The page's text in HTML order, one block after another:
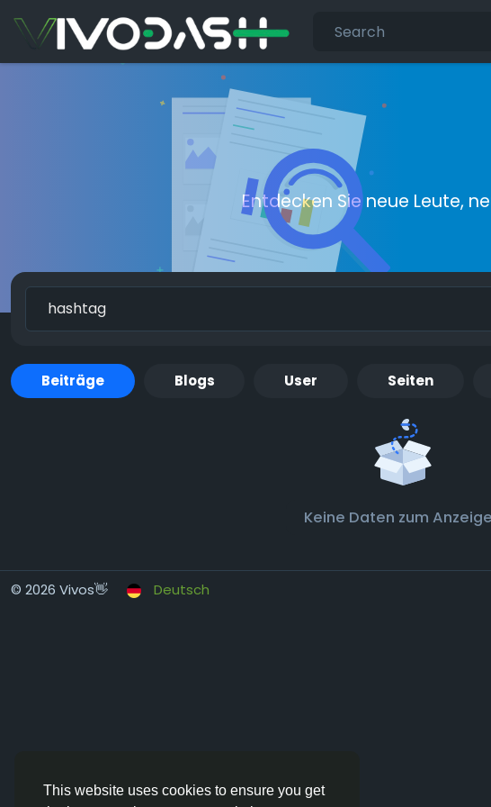
This website uses cookies to ensure you get
Entdecken Sie neue Leute,
Beiträge Blogs User Seiten
Keine Daten zum
© 2026 Vivos👋 Deutsch